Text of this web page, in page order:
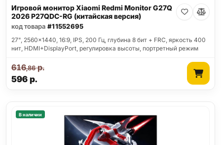
Игровой монитор Xiaomi Redmi Monitor G27Q
2026 P27QDC-RG (китайская версия)
код товара #11552695
27", 2560x1440, 16:9, IPS, 200 Гц, глубина 8 бит + FRC, яркость 400
нит, HDMI+DisplayPort, регулировка высоты, портретный режим
596р.
616,86р.
В наличии